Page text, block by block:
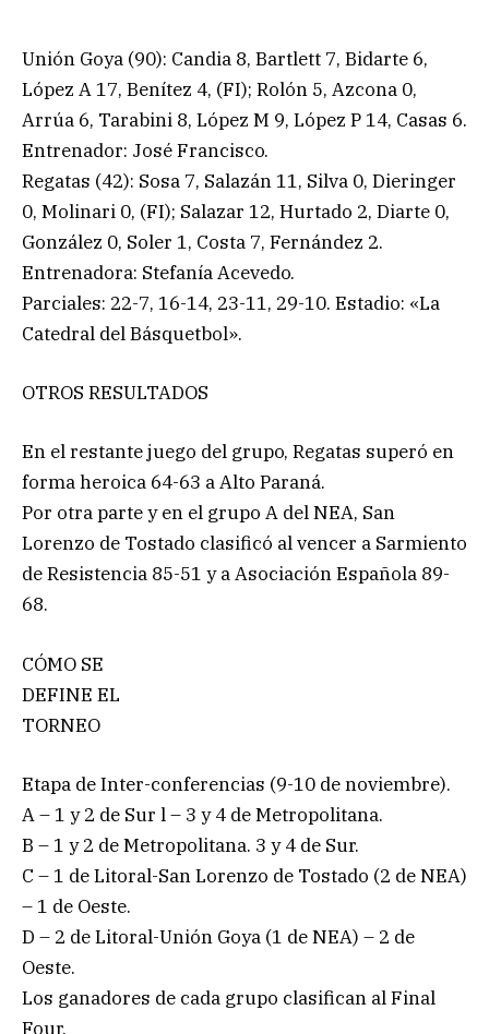
Unión Goya (90): Candia 8, Bartlett 7, Bidarte 6,
López A 17, Benítez 4, (FI); Rolón 5, Azcona 0,
Arrúa 6, Tarabini 8, López M 9, López P 14, Casas 6.
Entrenador: José Francisco.
Regatas (42): Sosa 7, Salazán 11, Silva 0, Dieringer
0, Molinari 0, (FI); Salazar 12, Hurtado 2, Diarte 0,
González 0, Soler 1, Costa 7, Fernández 2.
Entrenadora: Stefanía Acevedo.
Parciales: 22-7, 16-14, 23-11, 29-10. Estadio: «La
Catedral del Básquetbol».
OTROS RESULTADOS
En el restante juego del grupo, Regatas superó en
forma heroica 64-63 a Alto Paraná.
Por otra parte y en el grupo A del NEA, San
Lorenzo de Tostado clasificó al vencer a Sarmiento
de Resistencia 85-51 y a Asociación Española 89-
68.
CÓMO SE
DEFINE EL
TORNEO
Etapa de Inter-conferencias (9-10 de noviembre).
A – 1 y 2 de Sur l – 3 y 4 de Metropolitana.
B – 1 y 2 de Metropolitana. 3 y 4 de Sur.
C – 1 de Litoral-San Lorenzo de Tostado (2 de NEA)
– 1 de Oeste.
D – 2 de Litoral-Unión Goya (1 de NEA) – 2 de
Oeste.
Los ganadores de cada grupo clasifican al Final
Four.